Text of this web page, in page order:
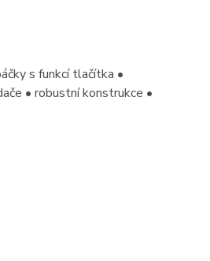
s funkcí tlačítka •
• robustní konstrukce •